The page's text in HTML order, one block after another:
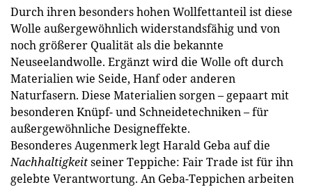
Durch ihren besonders hohen Wollfettanteil ist diese
Wolle außergewöhnlich widerstandsfähig und von
noch größerer Qualität als die bekannte
Neuseelandwolle. Ergänzt wird die Wolle oft durch
Materialien wie Seide, Hanf oder anderen
Naturfasern. Diese Materialien sorgen – gepaart mit
besonderen Knüpf- und Schneidetechniken – für
außergewöhnliche Designeffekte.
Besonderes Augenmerk legt Harald Geba auf die
Nachhaltigkeitseiner Teppiche: Fair Trade ist für ihn
gelebte Verantwortung. An Geba-Teppichen arbeiten